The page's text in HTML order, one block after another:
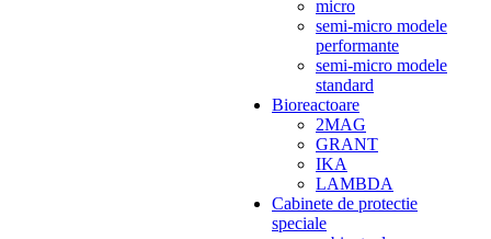
micro
semi-micro modele
performante
semi-micro modele
standard
Bioreactoare
2MAG
GRANT
IKA
LAMBDA
Cabinete de protectie
speciale